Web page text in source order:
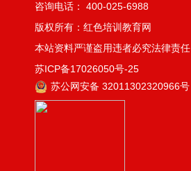
咨询电话： 400-025-6988
版权所有：红色培训教育网
本站资料严谨盗用违者必究法律责任
苏ICP备17026050号-25
苏公网安备 32011302320966号